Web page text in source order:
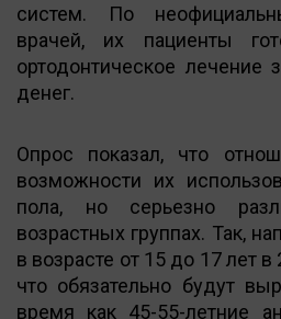
систем. По
врачей, их пациенты
ортодонтическое лечение
денег.
Опрос показал, что
возможности их
пола, но серьезно
возрастных группах. Так,
в возрасте от 15 до 17 лет в
что обязательно будут
время как 45-55-летние